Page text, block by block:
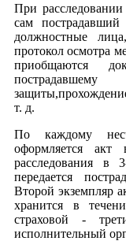
При
сам
должностные
протокол осмотра
приобщаются
т. д.
По каждому
оформляется
расследования в
передается
Второй экземпляр
хранится в
страховой -
исполнительный